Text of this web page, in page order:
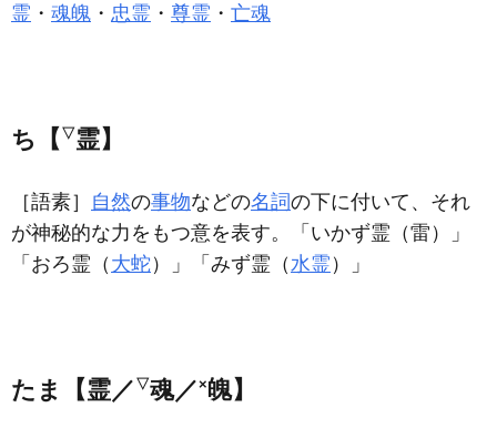
霊 ・ 魂魄 ・ 忠霊 ・ 尊霊 ・ 亡魂
ち【 ▽霊】
［語素］ 自然の事物などの名詞の下に付いて、それ
が神秘的な力をもつ意を表す。「いかず霊 （雷）」
「おろ霊 （ 大蛇）」「みず霊 （ 水霊 ）」
たま【霊／ ▽魂／×魄】